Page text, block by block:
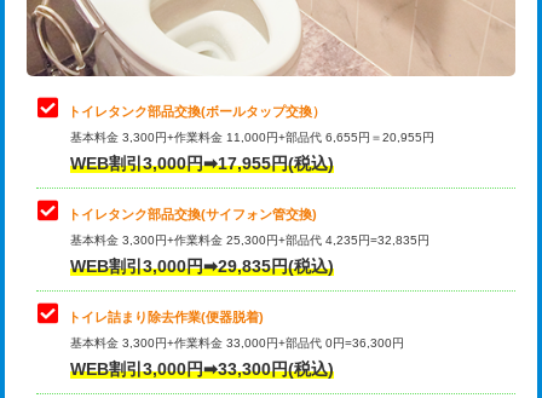
トイレタンク部品交換(ボールタップ交換）
基本料金 3,300円+作業料金 11,000円+部品代 6,655円＝20,955円
WEB割引3,000円➡17,955円(税込)
トイレタンク部品交換(サイフォン管交換)
基本料金 3,300円+作業料金 25,300円+部品代 4,235円=32,835円
WEB割引3,000円➡29,835円(税込)
トイレ詰まり除去作業(便器脱着)
基本料金 3,300円+作業料金 33,000円+部品代 0円=36,300円
WEB割引3,000円➡33,300円(税込)